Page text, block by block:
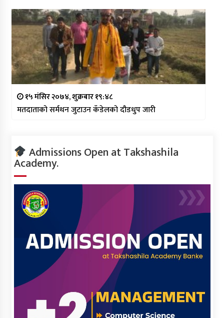
१५ मंसिर २०७४, शुक्रबार १९:४८
मतदाताको सर्मथन जुटाउन कँडेलको दौडधुप जारी
Admissions Open at Takshashila
Academy.